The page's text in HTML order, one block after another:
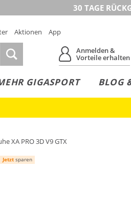
30 TAGE
Aktionen
App
Anmelden &
Vorteile erhalten
GIGASPORT BLOG
XA PRO 3D V9 GTX
Jetzt sparen